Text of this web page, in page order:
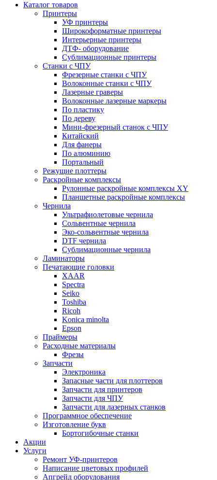
Каталог товаров
Принтеры
УФ принтеры
Широкоформатные принтеры
Интерьерные принтеры
ДТФ- оборудование
Сублимационные принтеры
Станки с ЧПУ
Фрезерные станки с ЧПУ
Волоконные станки с ЧПУ
Лазерные граверы
Волоконные лазерные маркеры
По пластику
По дереву
Мини-фрезерный станок с ЧПУ
Китайский
Для фанеры
По алюминию
Портальный
Режущие плоттеры
Раскройные комплексы
Рулонные раскройные комплексы XY
Планшетные раскройные комплексы
Чернила
Ультрафиолетовые чернила
Сольвентные чернила
Эко-сольвентные чернила
DTF чернила
Сублимационные чернила
Ламинаторы
Печатающие головки
XAAR
Spectra
Seiko
Toshiba
Ricoh
Konica minolta
Epson
Праймеры
Расходные материалы
Фрезы
Запчасти
Электроника
Запасные части для плоттеров
Запчасти для принтеров
Запчасти для ЧПУ
Запчасти для лазерных станков
Программное обеспечение
Изготовление букв
Бортогибочные станки
Акции
Услуги
Ремонт УФ-принтеров
Написание цветовых профилей
Апгрейд оборудования